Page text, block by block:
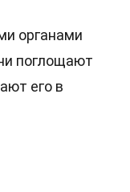
органами
поглощают
его в